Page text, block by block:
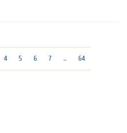
4 5 6 7 … 64